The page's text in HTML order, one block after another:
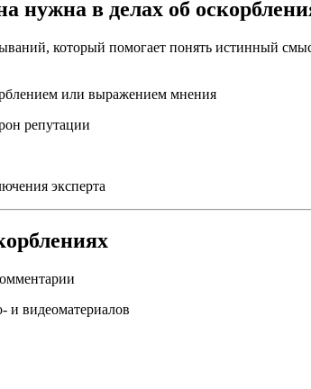
нужна в делах об
который помогает понять истинный
или выражением мнения
репутации
эксперта
и видеоматериалов